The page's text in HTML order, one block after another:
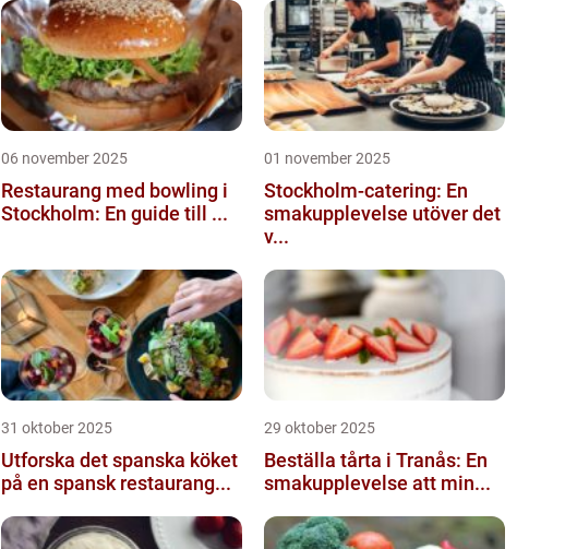
06 november 2025
Restaurang med bowling i
Stockholm: En guide till ...
01 november 2025
Stockholm-catering: En
smakupplevelse utöver det
v...
31 oktober 2025
Utforska det spanska köket
på en spansk restaurang...
29 oktober 2025
Beställa tårta i Tranås: En
smakupplevelse att min...